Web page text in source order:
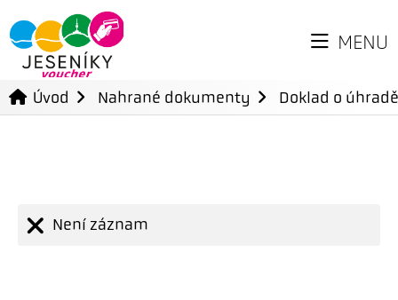
MENU
Úvod Nahrané dokumenty Doklad o
Není záznam